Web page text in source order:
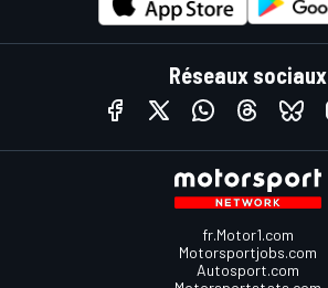
Réseaux sociaux
fr.Motor1.com
Motorsportjobs.com
Autosport.com